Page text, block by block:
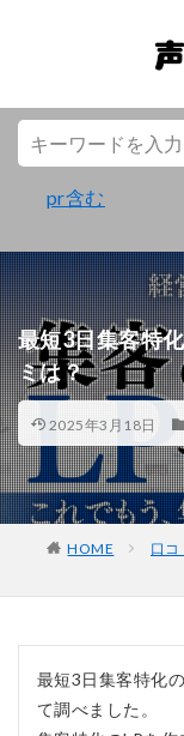
pr含む
最短3日集客特
ミは？
2025年3月18日
HOME 口コ
最短3日集客特化
て調べました。